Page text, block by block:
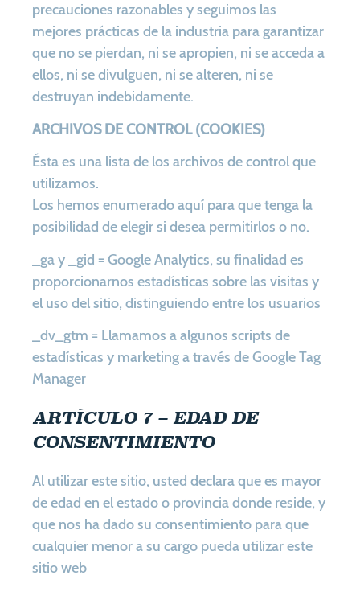
precauciones razonables y seguimos las
mejores prácticas de la industria para garantizar
que no se pierdan, ni se apropien, ni se acceda a
ellos, ni se divulguen, ni se alteren, ni se
destruyan indebidamente.
ARCHIVOS DE CONTROL (COOKIES)
Ésta es una lista de los archivos de control que
utilizamos.
Los hemos enumerado aquí para que tenga la
posibilidad de elegir si desea permitirlos o no.
_ga y _gid = Google Analytics, su finalidad es
proporcionarnos estadísticas sobre las visitas y
el uso del sitio, distinguiendo entre los usuarios
_dv_gtm = Llamamos a algunos scripts de
estadísticas y marketing a través de Google Tag
Manager
ARTÍCULO 7 – EDAD DE
CONSENTIMIENTO
Al utilizar este sitio, usted declara que es mayor
de edad en el estado o provincia donde reside, y
que nos ha dado su consentimiento para que
cualquier menor a su cargo pueda utilizar este
sitio web